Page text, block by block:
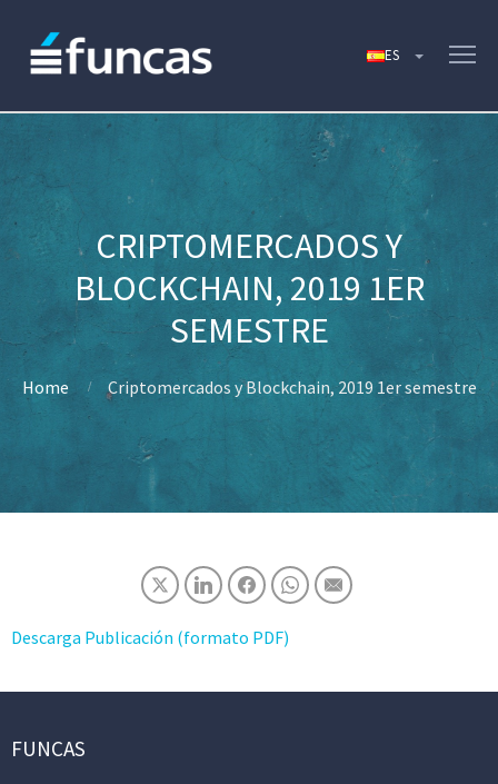
CRIPTOMERCADOS Y
BLOCKCHAIN, 2019 1ER
SEMESTRE
Home Criptomercados y Blockchain, 2019 1er semestre
Descarga Publicación (formato PDF)
FUNCAS